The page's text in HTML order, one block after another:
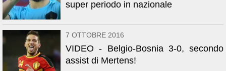
super periodo in nazionale
7 OTTOBRE 2016
VIDEO - Belgio-Bosnia 3-0, secondo
assist di Mertens!